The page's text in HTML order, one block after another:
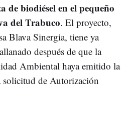
de biodiésel en el pequeño
del Trabuco. El proyecto,
Blava Sinergia, tiene ya
después de que la
Ambiental haya emitido la
solicitud de Autorización